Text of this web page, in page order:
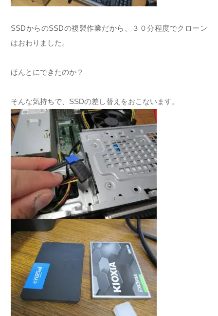
SSDからのSSDの複製作業だから、３０分程度でクローン
はおわりました。
ほんとにできたのか？
そんな気持ちで、SSDの差し替えをおこないます。